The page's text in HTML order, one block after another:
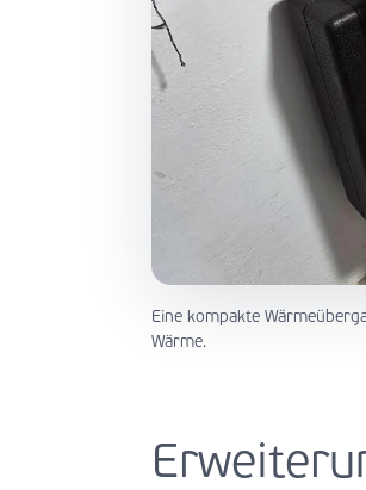
Eine kompakte
Wärme.